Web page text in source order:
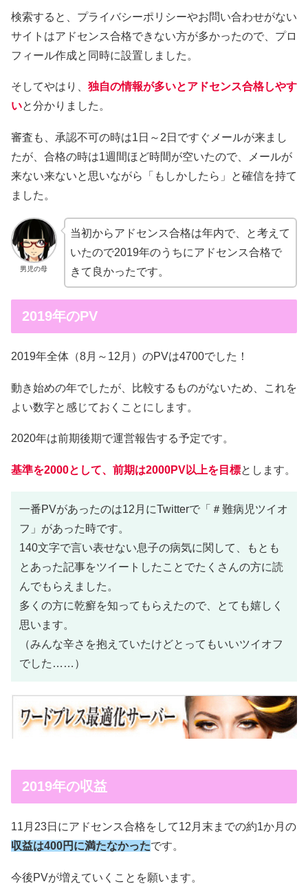
検索すると、プライバシーポリシーやお問い合わせがない
サイトはアドセンス合格できない方が多かったので、プロ
フィール作成と同時に設置しました。
そしてやはり、 独自の情報が多いとアドセンス合格しやす
いと分かりました。
審査も、承認不可の時は1日～2日ですぐメールが来まし
たが、合格の時は1週間ほど時間が空いたので、メールが
来ない来ないと思いながら「もしかしたら」と確信を持て
ました。
男児の母
当初からアドセンス合格は年内で、と考えて
いたので2019年のうちにアドセンス合格で
きて良かったです。
2019年のPV
2019年全体（8月～12月）のPVは4700でした！
動き始めの年でしたが、比較するものがないため、これを
よい数字と感じておくことにします。
2020年は前期後期で運営報告する予定です。
基準を2000として、前期は2000PV以上を目標とします。
一番PVがあったのは12月にTwitterで「＃難病児ツイオ
フ」があった時です。
140文字で言い表せない息子の病気に関して、もとも
とあった記事をツイートしたことでたくさんの方に読
んでもらえました。
多くの方に乾癬を知ってもらえたので、とても嬉しく
思います。
（みんな辛さを抱えていたけどとってもいいツイオフ
でした……）
2019年の収益
11月23日にアドセンス合格をして12月末までの約1か月の
収益は400円に満たなかったです。
今後PVが増えていくことを願います。